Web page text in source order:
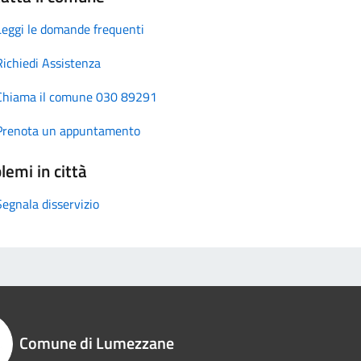
le domande frequenti
Assistenza
il comune 030 89291
un appuntamento
in città
disservizio
Comune di Lumezzane